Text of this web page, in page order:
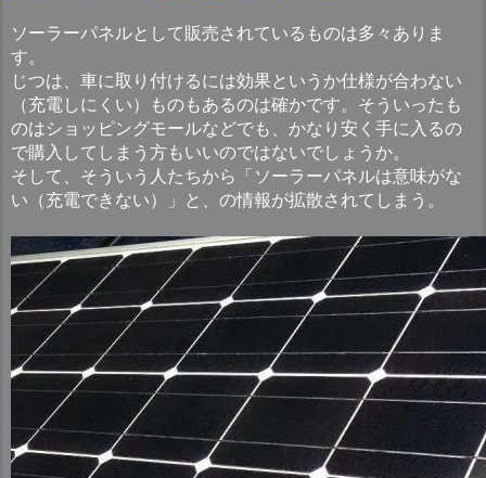
ソーラーパネルとして販売されているものは多々ありま
す。
じつは、車に取り付けるには効果というか仕様が合わない
（充電しにくい）ものもあるのは確かです。そういったも
のはショッピングモールなどでも、かなり安く手に入るの
で購入してしまう方もいいのではないでしょうか。
そして、そういう人たちから「ソーラーパネルは意味がな
い（充電できない）」と、の情報が拡散されてしまう。